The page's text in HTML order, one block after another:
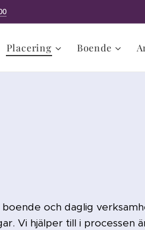
Placering Boende
och daglig
Vi hjälper till i processen